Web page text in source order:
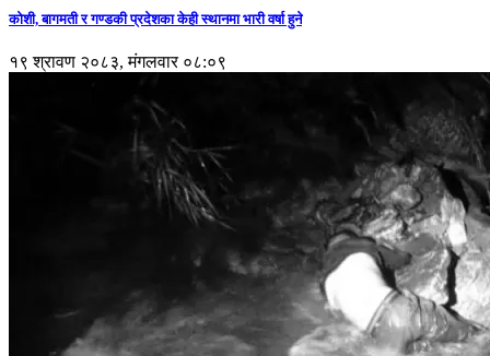
कोशी, बागमती र गण्डकी प्रदेशका केही स्थानमा भारी वर्षा हुने
१९ श्रावण २०८३, मंगलवार ०८:०९